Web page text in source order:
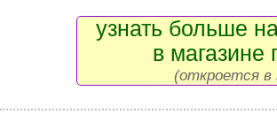
узнать больше
в магазине
(откроется в